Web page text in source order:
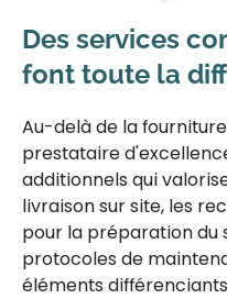
Des services
font toute la
Au-delà de la
prestataire
additionnels qui
livraison sur site, les
pour la préparation du
protocoles de
éléments